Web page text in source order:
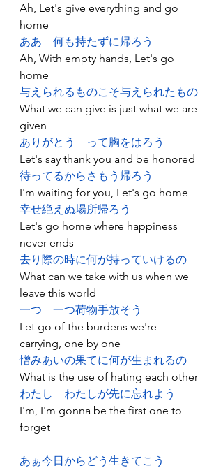
Ah, Let's give everything and go
home
ああ
何も持たずに帰ろう
Ah, With empty hands, Let's go
home
与えられるものこそ与えられたもの
What we can give is just what we are
given
ありがとう
って胸をはろう
Let's say thank you and be honored
待ってるからさもう帰ろう
I'm waiting for you, Let's go home
幸せ絶えぬ場所帰ろう
Let's go home where happiness
never ends
去り際の時に何が持っていけるの
What can we take with us when we
leave this world
一つ
一つ荷物手放そう
Let go of the burdens we're
carrying, one by one
憎みあいの果てに何が生まれるの
What is the use of hating each other
わたし
わたしが先に忘れよう
I'm, I'm gonna be the first one to
forget
あぁ今日からどう生きてこう